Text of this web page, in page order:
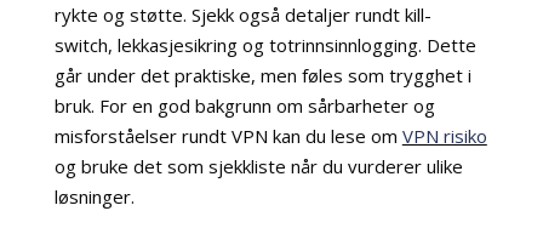
rykte og støtte. Sjekk også detaljer rundt kill-
switch, lekkasjesikring og totrinnsinnlogging. Dette
går under det praktiske, men føles som trygghet i
bruk. For en god bakgrunn om sårbarheter og
misforståelser rundt VPN kan du lese om VPN risiko
og bruke det som sjekkliste når du vurderer ulike
løsninger.